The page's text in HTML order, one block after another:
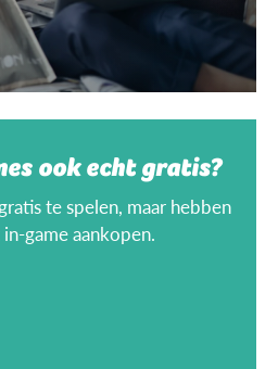
ook echt gratis?
te spelen, maar hebben
game aankopen.